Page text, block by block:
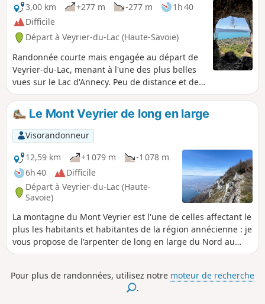
3,00 km
+277 m -277 m
1h 40
Difficile
Départ à Veyrier-du-Lac (Haute-Savoie)
Randonnée courte mais engagée au départ de
Veyrier-du-Lac, menant à l'une des plus belles
vues sur le Lac d'Annecy. Peu de distance et de
dénivelé, mais un passage final vertigineux avec
câble de sécurité. Depuis l'ouverture de la
grotte, la vue sur le Lac d'Annecy et le massif
des Bauges est exceptionnelle.Fortement
déconseillé aux personnes sujettes au vertige,
et par temps humide. À réserver aux marcheurs
à l'aise avec l'exposition.
Le Mont Veyrier de long en large
Visorandonneur
12,59 km
+1 079 m
-1 078 m
6h 40
Difficile
Départ à Veyrier-du-Lac (Haute-
Savoie)
La montagne du Mont Veyrier est l'une de celles affectant le
plus les habitants et habitantes de la région annécienne : je
vous propose de l'arpenter de long en large du Nord au
Sud.Attention le parcours comporte quelques passages
communes d’Annecy et de Veyrier-du-Lac interdit l'accès aux
véhicules motorisés d’accéder au Col des Contrebandiers et
Pour plus de randonnées, utilisez notre moteur de recherche
.